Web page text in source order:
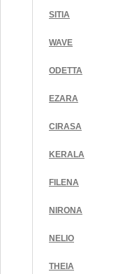
SITIA
WAVE
ODETTA
EZARA
CIRASA
KERALA
FILENA
NIRONA
NELIO
THEIA